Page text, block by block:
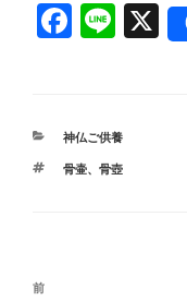
F
e
b
Li
X
カ
ゴ
神仏ご供養
タ
骨壷、 骨壺
投
前
前